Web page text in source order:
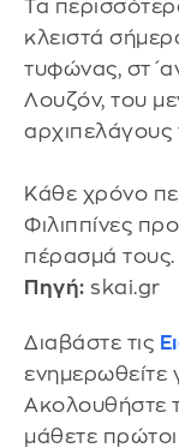
Τα
κλειστά
τυφώνας,
Λουζόν, του
αρχιπελάγους
Κάθε χρόνο
Φιλιππίνες
πέρασμά τους.
Πηγή: skai.gr
Διαβάστε τις
ενημερωθείτε
Ακολουθήστε
μάθετε πρώτοι